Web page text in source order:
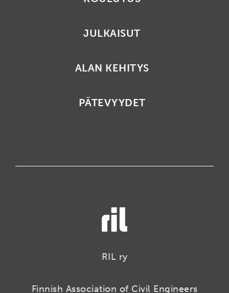
JULKAISUT
ALAN KEHITYS
PÄTEVYYDET
RIL ry
Finnish Association of Civil Engineers